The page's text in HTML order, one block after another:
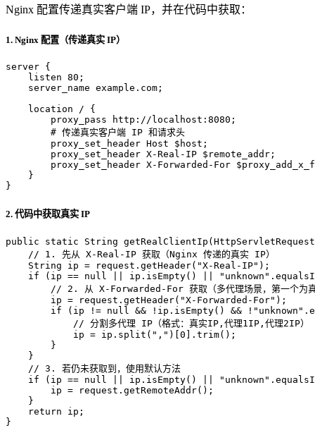
Nginx 配置传递真实客户端 IP，并在代码中获取：
1. Nginx 配置（传递真实 IP）
server {
listen 80 ;
server_name example.com;
location / {
proxy_pass http://localhost:8080;
# 传递真实客户端 IP 和请求头
proxy_set_header Host $host ;
proxy_set_header X-Real-IP $remote_addr ;
proxy_set_header X-Forwarded-For
    }
}
2. 代码中获取真实 IP
public static String getRealClientIp
// 1. 先从 X-Real-IP 获取（Nginx 传递的真实 IP）
String
ip = request.getHeader( "X-Real-IP" );
if (ip == null || ip.isEmpty() || "unknown"
// 2. 从 X-Forwarded-For 获取（多代理场景，第一个为
        ip = request.getHeader(
"X-Forwarded-For" );
if (ip != null && !ip.isEmpty() && ! "unknown"
// 分割多代理 IP（格式：真实IP,代理1IP,代理2IP）
            ip = ip.split(
"," )[0 ].trim();
        }
    }
// 3. 若仍未获取到，使用默认方法
if (ip == null || ip.isEmpty() || "unknown"
        ip = request.getRemoteAddr();
    }
return ip;
}